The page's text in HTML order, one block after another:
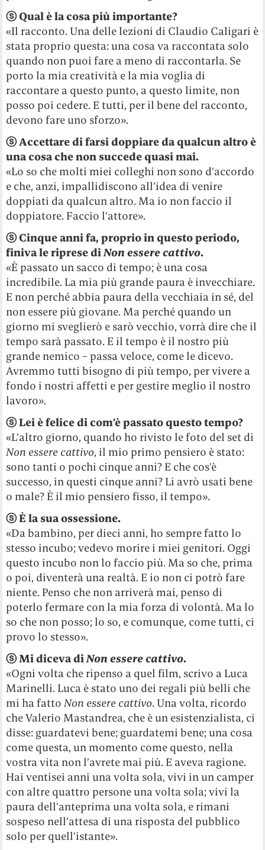
ⓢQual è la cosa più importante?
«Il racconto. Una delle lezioni di Claudio Caligari è
stata proprio questa: una cosa va raccontata solo
quando non puoi fare a meno di raccontarla. Se
porto la mia creatività e la mia voglia di
raccontare a questo punto, a questo limite, non
posso poi cedere. E tutti, per il bene del racconto,
devono fare uno sforzo».
ⓢAccettare di farsi doppiare da qualcun altro è
una cosa che non succede quasi mai.
«Lo so che molti miei colleghi non sono d’accordo
e che, anzi, impallidiscono all’idea di venire
doppiati da qualcun altro. Ma io non faccio il
doppiatore. Faccio l’attore».
ⓢCinque anni fa, proprio in questo periodo,
finiva le riprese diNon essere cattivo.
«È passato un sacco di tempo; è una cosa
incredibile. La mia più grande paura è invecchiare.
E non perché abbia paura della vecchiaia in sé, del
non essere più giovane. Ma perché quando un
giorno mi sveglierò e sarò vecchio, vorrà dire che il
tempo sarà passato. E il tempo è il nostro più
grande nemico – passa veloce, come le dicevo.
Avremmo tutti bisogno di più tempo, per vivere a
fondo i nostri affetti e per gestire meglio il nostro
lavoro».
ⓢLei è felice di com’è passato questo tempo?
«L’altro giorno, quando ho rivisto le foto del set di
Non essere cattivo, il mio primo pensiero è stato:
sono tanti o pochi cinque anni? E che cos’è
successo, in questi cinque anni? Li avrò usati bene
o male? È il mio pensiero fisso, il tempo».
ⓢÈ la sua ossessione.
«Da bambino, per dieci anni, ho sempre fatto lo
stesso incubo; vedevo morire i miei genitori. Oggi
questo incubo non lo faccio più. Ma so che, prima
o poi, diventerà una realtà. E io non ci potrò fare
niente. Penso che non arriverà mai, penso di
poterlo fermare con la mia forza di volontà. Ma lo
so che non posso; lo so, e comunque, come tutti, ci
provo lo stesso».
ⓢMi diceva diNon essere cattivo.
«Ogni volta che ripenso a quel film, scrivo a Luca
Marinelli. Luca è stato uno dei regali più belli che
mi ha fattoNon essere cattivo. Una volta, ricordo
che Valerio Mastandrea, che è un esistenzialista, ci
disse: guardatevi bene; guardatemi bene; una cosa
come questa, un momento come questo, nella
vostra vita non l’avrete mai più. E aveva ragione.
Hai ventisei anni una volta sola, vivi in un camper
con altre quattro persone una volta sola; vivi la
paura dell’anteprima una volta sola, e rimani
sospeso nell’attesa di una risposta del pubblico
solo per quell’istante».